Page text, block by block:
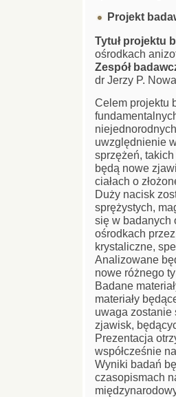
Projekt
Tytuł projektu
ośrodkach
Zespół
dr Jerzy P.
Celem projektu
uwzględnienie
sprzężeń,
będą nowe
ciałach o
Duży nacisk
sprężystych,
się w badanych
ośrodkach
krystaliczne,
Analizowane
nowe różnego
Badane
materiały
uwaga zostanie
zjawisk,
Prezentacja
współcześnie
Wyniki badań
czasopismach